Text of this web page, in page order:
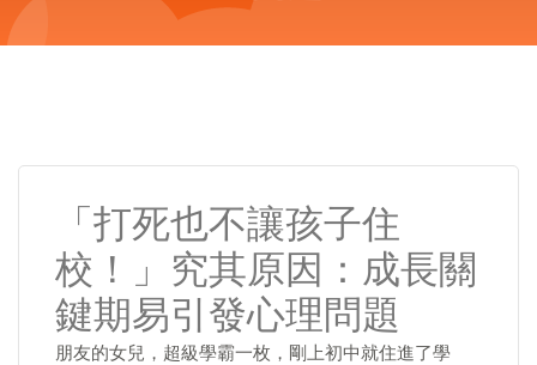
「打死也不讓孩子住
校！」究其原因：成長關
鍵期易引發心理問題
​朋友的女兒，超級學霸一枚，剛上初中就住進了學